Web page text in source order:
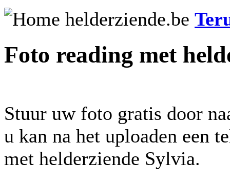
Foto reading met
Stuur uw foto gratis door
u kan na het uploaden een
met helderziende Sylvia.